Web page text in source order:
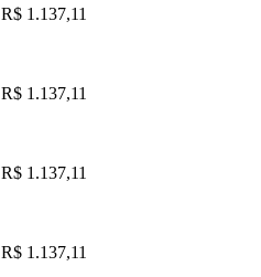
R$ 1.137,11
R$ 1.137,11
R$ 1.137,11
R$ 1.137,11